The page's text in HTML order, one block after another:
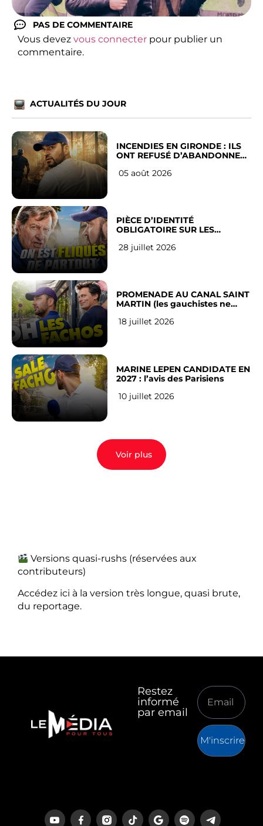
PAS DE COMMENTAIRE
Vous devez vous connecter pour publier un
commentaire.
ACTUALITÉS DU JOUR
INCENDIES EN GIRONDE : ILS
ONT REFUSÉ D’ABANDONNER
05 août 2026
PIÈCE D’IDENTITÉ
OBLIGATOIRE SUR LES
Français
28 juillet 2026
PROMENADE AU CANAL SAINT
MARTIN (les gauchistes ne
18 juillet 2026
MARINE LEPEN CANDIDATE EN
2027 : l’avis des Parisiens
10 juillet 2026
Voir plus
Versions quasi-rushs (réservées aux
contributeurs)
Accédez ici à la version très longue, quasi brute,
du reportage.
Restez
informé
par email
M'inscrire